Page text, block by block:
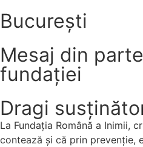
București
Mesaj din
fundației
Dragi
La Fundația Română a Inimii,
contează și că prin prevenție,